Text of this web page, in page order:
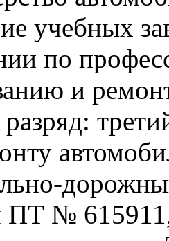
учебных
по
и
ПТ №